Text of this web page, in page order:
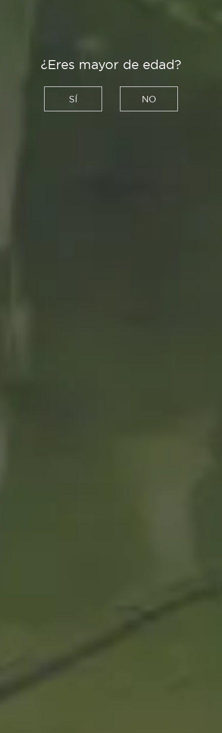
¿Eres mayor de edad?
SÍ NO
La Mirada Singular: sobre la
inspiración, con Aitor Saraiba